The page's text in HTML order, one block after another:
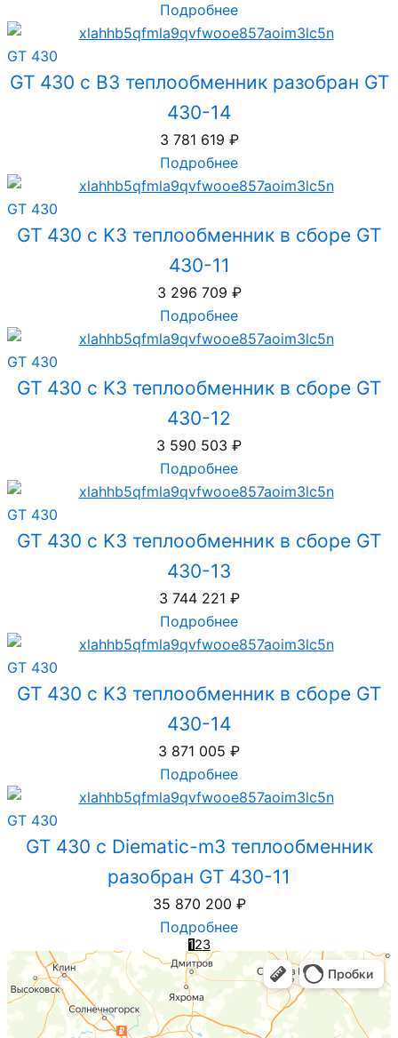
Подробнее
GT 430
GT 430 с B3 теплообменник разобран GT
430-14
3 781 619 ₽
Подробнее
GT 430
GT 430 с K3 теплообменник в сборе GT
430-11
3 296 709 ₽
Подробнее
GT 430
GT 430 с K3 теплообменник в сборе GT
430-12
3 590 503 ₽
Подробнее
GT 430
GT 430 с K3 теплообменник в сборе GT
430-13
3 744 221 ₽
Подробнее
GT 430
GT 430 с K3 теплообменник в сборе GT
430-14
3 871 005 ₽
Подробнее
GT 430
GT 430 с Diematic-m3 теплообменник
разобран GT 430-11
35 870 200 ₽
Подробнее
123